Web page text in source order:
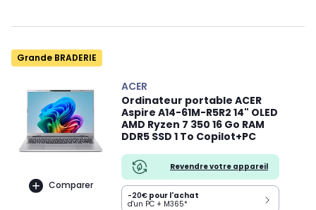
Grande BRADERIE
Comparer
ACER
Ordinateur portable ACER
Aspire A14-61M-R5R2 14" OLED
AMD Ryzen 7 350 16 Go RAM
DDR5 SSD 1 To Copilot+PC
Revendre votre appareil
-20€ pour l'achat
d'un PC + M365*